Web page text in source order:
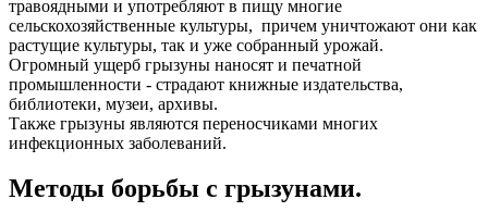
травоядными и употребляют в пищу многие
сельскохозяйственные культуры, причем уничтожают они как
растущие культуры, так и уже собранный урожай.
Огромный ущерб грызуны наносят и печатной
промышленности - страдают книжные издательства,
библиотеки, музеи, архивы.
Также грызуны являются переносчиками многих
инфекционных заболеваний.
Методы борьбы с грызунами.